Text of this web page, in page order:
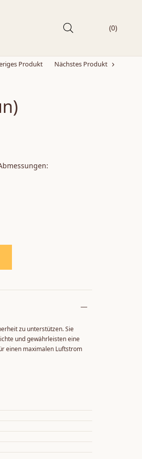
(0)
Produkt Nächstes Produkt
zu unterstützen. Sie
und gewährleisten eine
einen maximalen Luftstrom